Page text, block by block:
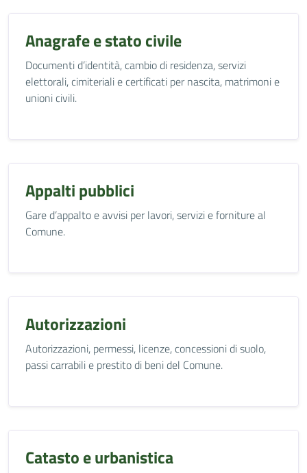
Anagrafe e stato civile
Documenti d’identità, cambio di residenza, servizi
elettorali, cimiteriali e certificati per nascita, matrimoni e
unioni civili.
Appalti pubblici
Gare d’appalto e avvisi per lavori, servizi e forniture al
Comune.
Autorizzazioni
Autorizzazioni, permessi, licenze, concessioni di suolo,
passi carrabili e prestito di beni del Comune.
Catasto e urbanistica